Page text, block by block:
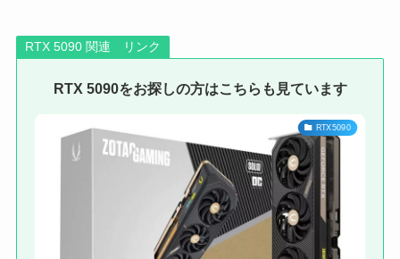
RTX 5090 関連 リンク
RTX 5090をお探しの方はこちらも見ています
RTX5090